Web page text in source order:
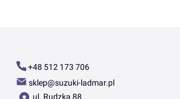
+48 512 173 706
sklep@suzuki-ladmar.pl
ul. Rudzka 88